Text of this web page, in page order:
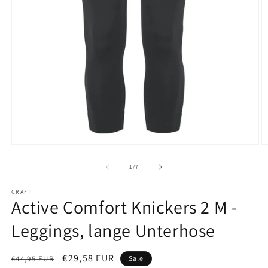
1/von
7
CRAFT
Active Comfort Knickers 2 M -
Leggings, lange Unterhose
Normaler
€44,95 EUR Verkaufspreis
€29,58 EUR Sale